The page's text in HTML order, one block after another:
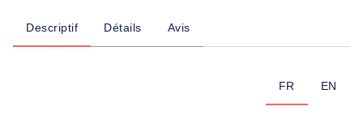
Descriptif Détails Avis
FR EN